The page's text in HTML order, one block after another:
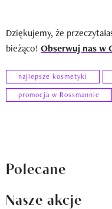
Dziękujemy, że
bieżąco! Obserwuj nas w
najlepsze kosmetyki
promocja w Rossmannie
Polecane
Nasze akcje